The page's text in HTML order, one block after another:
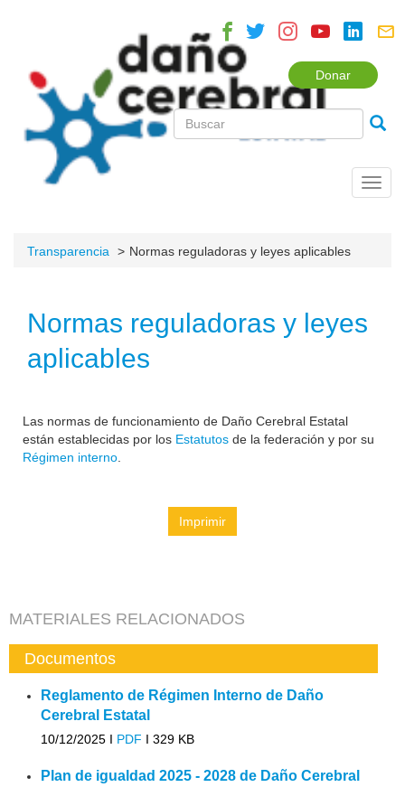
Donar
Transparencia Normas reguladoras y leyes aplicables
Normas reguladoras y leyes
aplicables
Las normas de funcionamiento de Daño Cerebral Estatal
están establecidas por los Estatutos de la federación y por su
Régimen interno
Imprimir
MATERIALES RELACIONADOS
Documentos
Reglamento de Régimen Interno de Daño
Cerebral Estatal
10/12/2025 I PDF I 329 KB
Plan de igualdad 2025 - 2028 de Daño Cerebral